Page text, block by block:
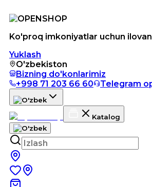
Ko'proq imkoniyatlar uchun
Yuklash
O'zbekiston
Bizning do'konlarimiz
+998 71 203 66 60
Telegram
Katalog